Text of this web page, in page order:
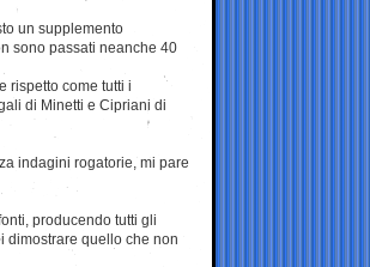
un supplemento
sono passati neanche 40
rispetto come tutti i
di Minetti e Cipriani di
indagini rogatorie, mi pare
producendo tutti gli
dimostrare quello che non